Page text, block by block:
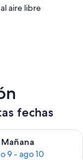
aire libre
fechas
8 - ago 9
Mañana
9 - ago 10
disponibilidad